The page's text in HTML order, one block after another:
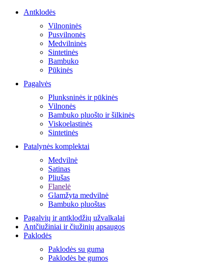
Antklodės
Vilnoninės
Pusvilnonės
Medvilninės
Sintetinės
Bambuko
Pūkinės
Pagalvės
Plunksninės ir pūkinės
Vilnonės
Bambuko pluošto ir šilkinės
Viskoelastinės
Sintetinės
Patalynės komplektai
Medvilnė
Satinas
Pliušas
Flanelė
Glamžyta medvilnė
Bambuko pluoštas
Pagalvių ir antklodžių užvalkalai
Antčiužiniai ir čiužinių apsaugos
Paklodės
Paklodės su guma
Paklodės be gumos